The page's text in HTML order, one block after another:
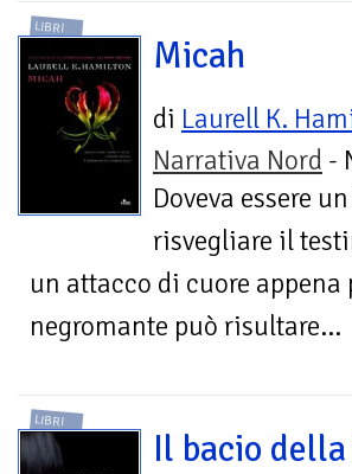
LIBRI
Micah
di Laurell K.
Narrativa Nord -
Doveva essere
risvegliare il
un attacco di cuore
negromante può risultare...
LIBRI
Il bacio